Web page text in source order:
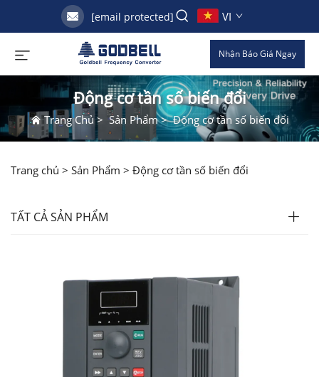
[email protected] VI
Nhận Báo Giá Ngay
Động cơ tần số biến đổi
Trang Chủ>Sản Phẩm>Động cơ tần số biến đổi
Trang chủ > Sản Phẩm > Động cơ tần số biến đổi
TẤT CẢ SẢN PHẨM